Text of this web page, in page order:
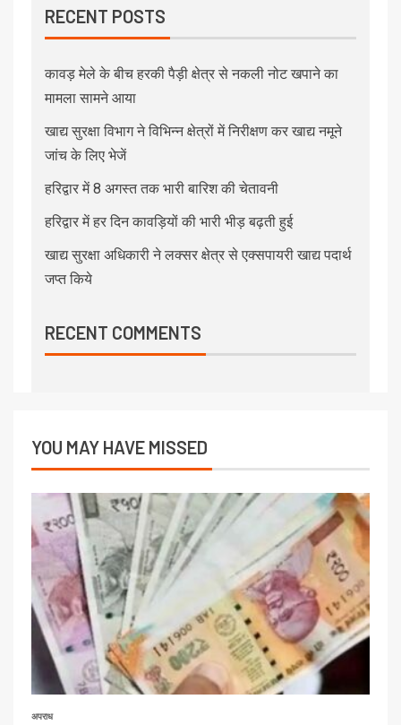
RECENT POSTS
कावड़ मेले के बीच हरकी पैड़ी क्षेत्र से नकली नोट खपाने का
मामला सामने आया
खाद्य सुरक्षा विभाग ने विभिन्न क्षेत्रों में निरीक्षण कर खाद्य नमूने
जांच के लिए भेजें
हरिद्वार में 8 अगस्त तक भारी बारिश की चेतावनी
हरिद्वार में हर दिन कावड़ियों की भारी भीड़ बढ़ती हुई
खाद्य सुरक्षा अधिकारी ने लक्सर क्षेत्र से एक्सपायरी खाद्य पदार्थ
जप्त किये
RECENT COMMENTS
YOU MAY HAVE MISSED
अपराध